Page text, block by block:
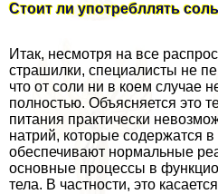
Стоит ли употрeбллять
Итак, несмотря на все
страшилки, специалисты не
что от соли ни в коем случае
полностью. Объясняется это
питания пpaктически
натрий, которые содержатся
обеспечивают нормальные
основные процессы в
тела. В частности, это